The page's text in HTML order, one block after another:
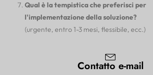
Qual è la tempistica che preferisci per
l'implementazione della soluzione?
(urgente, entro 1-3 mesi, flessibile, ecc.)
Contatto e-mail